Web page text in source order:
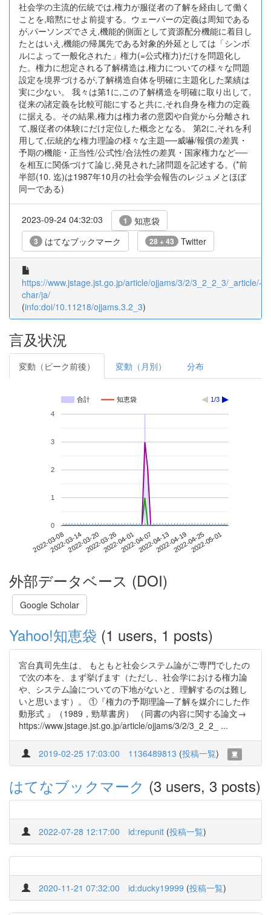
社会学の主流的伝統では,権力が服従者の了解を経由して働く
ことを,暗黙にせよ前提する。ウェーバーの定義は周知である
が,パーソンズでさえ,機能的側面として資源配分機能に着目し
たとはいえ,機能の帰属先である対象的外延としては「シンボ
ルによって一般化された」権力(=公式権力)だけを問題化し
た。権力に想定される了解構造は,権力についての様々な問題
設定を境界づけるが,了解構造自体を明確に主題化した業績は
実に少ない。 我々は第1に,この了解構造を明確に取り出して,
従来の諸定義を比較可能にすると共に,それ自身を権力の定義
に据える。その結果,権力は権力者の意図や自覚から分離され
て,服従者の体験にだけ定位した概念となる。 第2に,それを利
用して,伝統的な権力理論の様々な主題──威嚇/報償の差異・
予期の機能・正当性/公式性/合法性の差異・国家権力など──
を相互に関係づけて論じ,発見された諸問題を記述する。(*前
半部(10. 迄)は1987年10月の社会学会報告のレジュメとほぼ
同一である)
2023-09-24 04:32:03 1 知恵袋
3 はてなブックマーク 28 + 43 Twitter
https://www.jstage.jst.go.jp/article/ojjams/3/2/3_2_2_3/_article/-
char/ja/
(info:doi/10.11218/ojjams.3.2_3)
言及状況
変動（ピーク前後） 変動（月別） 分布
合計 知恵袋 1/3
2022-03-082022-03-142022-03-202022-03-262022-04-012022-04-072022-04-132022-04-192022-04-252022-05-01
0
1
2
3
4
外部データベース (DOI)
Google Scholar
Yahoo!知恵袋 (1 users, 1 posts)
宮台真司先生は、 もともと社会システム論がご専門でしたの
で次の本を、まず挙げます（ただし、社会学における権力論
や、システム論についての下地がないと、理解するのは難し
いと思います）。 ①『権力の予期理論―了解を媒介にした作
動形式 』（1989，勁草書房） （同書の内容に関する論文→
https://www.jstage.jst.go.jp/article/ojjams/3/2/3_2_2_ ...
2019-02-25 17:03:00 1136489813 (投稿一覧)
はてなブックマーク (3 users, 3 posts)
2022-07-28 12:17:00 id:repunit (投稿一覧)
2020-11-21 07:32:00 id:ducky19999 (投稿一覧)